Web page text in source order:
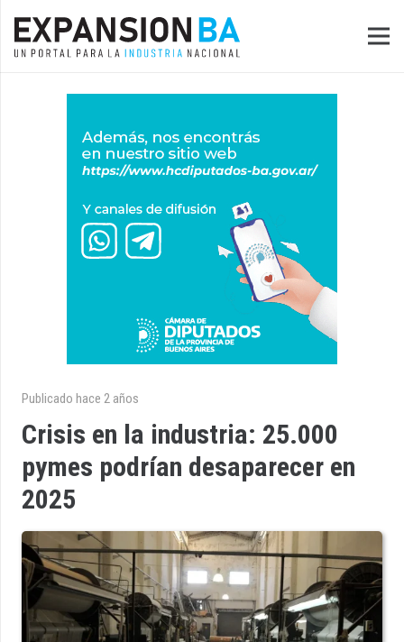
Publicado hace 2 años
Crisis en la industria: 25.000
pymes podrían desaparecer en
2025